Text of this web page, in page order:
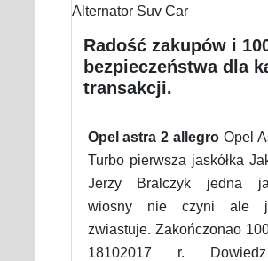
Radość zakupów i
bezpieczeństwa dla
transakcji.
Opel astra 2 allegro Opel
Turbo pierwsza jaskółka
Jerzy Bralczyk jedna
wiosny nie czyni ale
zwiastuje. Zakończonao
18102017 r.